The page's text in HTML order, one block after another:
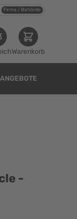
Firma / Behörde
Warenkorb
ANGEBOTE
-